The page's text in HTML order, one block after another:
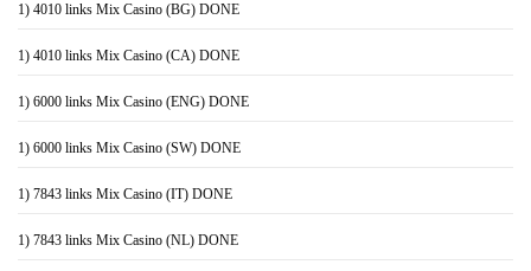
1) 4010 links Mix Casino (BG) DONE
1) 4010 links Mix Casino (CA) DONE
1) 6000 links Mix Casino (ENG) DONE
1) 6000 links Mix Casino (SW) DONE
1) 7843 links Mix Casino (IT) DONE
1) 7843 links Mix Casino (NL) DONE